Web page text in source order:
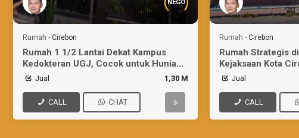
NEGO
Rumah - Cirebon
Rumah 1 1/2 Lantai Dekat Kampus
Kedokteran UGJ, Cocok untuk Hunian/
Kostan
Jual 1,30 M
CALL CHAT
Rumah - Cirebon
Rumah Strategis
Kejaksaan Kota
Jual
CALL